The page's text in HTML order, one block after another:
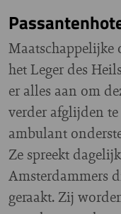
Maatschappelijke
het Leger des
er alles aan om
verder afglijden
ambulant
Ze spreekt
Amsterdammers
geraakt. Zij